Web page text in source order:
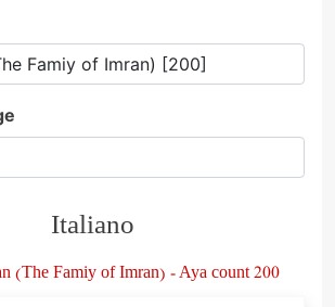
Italiano
(The Famiy of Imran) - Aya count 200